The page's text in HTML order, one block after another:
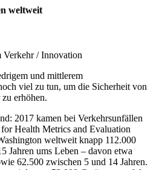
weltweit
Verkehr / Innovation
und mittlerem
viel zu tun, um die Sicherheit von
erhöhen.
2017 kamen bei Verkehrsunfällen
Health Metrics and Evaluation
weltweit knapp 112.000
Jahren ums Leben – davon etwa
62.500 zwischen 5 und 14 Jahren.